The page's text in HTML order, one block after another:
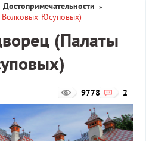
Достопримечательности »
Юсуповых)
(Палаты
2
9778